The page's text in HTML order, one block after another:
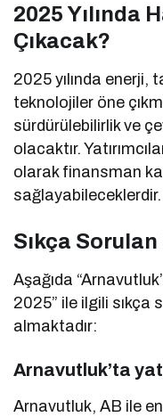
2025 Yılında
Çıkacak?
2025 yılında enerji,
teknolojiler öne
sürdürülebilirlik ve
olacaktır.
olarak finansman
sağlayabileceklerdir.
Sıkça
Aşağıda
2025” ile ilgili sıkça
almaktadır:
Arnavutluk’ta
Arnavutluk, AB ile